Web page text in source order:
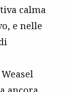
calma
e nelle